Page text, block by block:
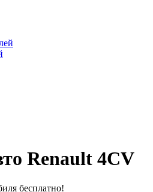
Renault 4CV
бесплатно!